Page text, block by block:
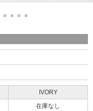
IVORY
在庫なし